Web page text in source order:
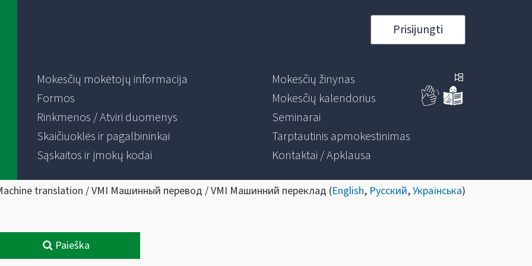
Prisijungti
Mokesčių mokėtojų informacija
Formos
Rinkmenos / Atviri duomenys
Skaičiuoklės ir pagalbininkai
Sąskaitos ir įmokų kodai
Mokesčių žinynas
Mokesčių kalendorius
Seminarai
Tarptautinis apmokestinimas
Kontaktai / Apklausa
translation / VMI Машинный перевод / VMI Машинний переклад (English, Русский,Українська)
Paieška